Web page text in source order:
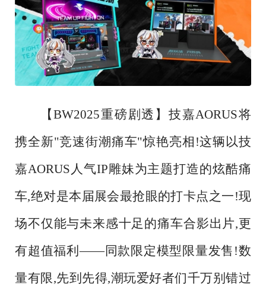
【BW2025重磅剧透】技嘉AORUS将
携全新"竞速街潮痛车"惊艳亮相!这辆以技
嘉AORUS人气IP雕妹为主题打造的炫酷痛
车,绝对是本届展会最抢眼的打卡点之一!现
场不仅能与未来感十足的痛车合影出片,更
有超值福利——同款限定模型限量发售!数
量有限,先到先得,潮玩爱好者们千万别错过